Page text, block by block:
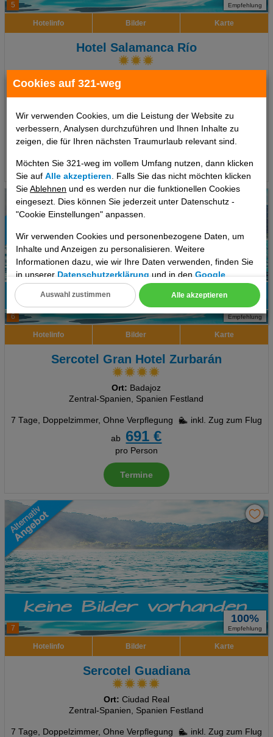
Cookies auf 321-weg
Wir verwenden Cookies, um die Leistung der Website zu
verbessern, Analysen durchzuführen und Ihnen Inhalte zu
zeigen, die für Ihren nächsten Traumurlaub relevant sind.
Möchten Sie 321-weg im vollem Umfang nutzen, dann klicken
Sie aufAlle akzeptieren . Falls Sie das nicht möchten klicken
SieAblehnen und es werden nur die funktionellen Cookies
eingesezt. Dies können Sie jederzeit unter Datenschutz -
"Cookie Einstellungen" anpassen.
Wir verwenden Cookies und personenbezogene Daten, um
Inhalte und Anzeigen zu personalisieren. Weitere
Informationen dazu, wie wir Ihre Daten verwenden, finden Sie
in unsererDatenschutzerklärung und in denGoogle
Datenschutz- und Nutzungsbedingungen
Cookie Einstellungen
Analyse
Erweiterte Einstellungen
Alle akzeptieren
Auswahl zustimmen
5 Empfehlung
Hotelinfo Bilder Karte
Hotel Salamanca Río
Zentral-Spanien, Spanien Festland
ab 678 €
pro Person
Termine
6
100%
Empfehlung
Hotelinfo Bilder Karte
Sercotel Gran Hotel Zurbarán
Ort: Badajoz
Zentral-Spanien, Spanien Festland
7 Tage, Doppelzimmer, Ohne Verpflegung
inkl. Zug zum Flug
ab
691 €
pro Person
Termine
7
100%
Empfehlung
Hotelinfo Bilder Karte
Sercotel Guadiana
Ort: Ciudad Real
Zentral-Spanien, Spanien Festland
7 Tage, Doppelzimmer, Ohne Verpflegung
inkl. Zug zum Flug